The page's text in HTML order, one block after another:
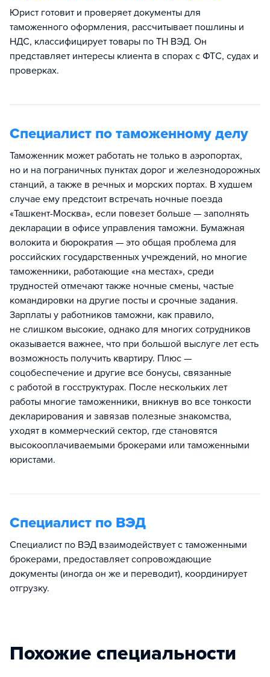
Юрист готовит и проверяет документы для
таможенного оформления, рассчитывает пошлины и
НДС, классифицирует товары по ТН ВЭД. Он
представляет интересы клиента в спорах с ФТС, судах и
проверках.​
Специалист по таможенному делу
Таможенник может работать не только в аэропортах,
но и на пограничных пунктах дорог и железнодорожных
станций, а также в речных и морских портах. В худшем
случае ему предстоит встречать ночные поезда
«Ташкент-Москва», если повезет больше — заполнять
декларации в офисе управления таможни. Бумажная
волокита и бюрократия — это общая проблема для
российских государственных учреждений, но многие
таможенники, работающие «на местах», среди
трудностей отмечают также ночные смены, частые
командировки на другие посты и срочные задания.
Зарплаты у работников таможни, как правило,
не слишком высокие, однако для многих сотрудников
оказывается важнее, что при большой выслуге лет есть
возможность получить квартиру. Плюс —
соцобеспечение и другие все бонусы, связанные
с работой в госструктурах. После нескольких лет
работы многие таможенники, вникнув во все тонкости
декларирования и завязав полезные знакомства,
уходят в коммерческий сектор, где становятся
высокооплачиваемыми брокерами или таможенными
юристами.
Специалист по ВЭД
Специалист по ВЭД взаимодействует с таможенными
брокерами, предоставляет сопровождающие
документы (иногда он же и переводит), координирует
отгрузку.
Похожие специальности